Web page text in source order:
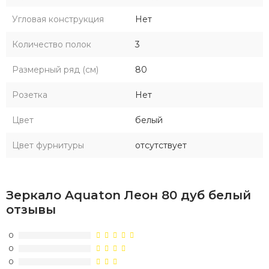
Угловая конструкция Нет
Количество полок 3
Размерный ряд (см) 80
Розетка Нет
Цвет белый
Цвет фурнитуры отсутствует
Зеркало Aquaton Леон 80 дуб белый
отзывы
0
0
0